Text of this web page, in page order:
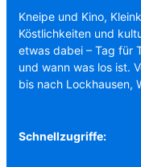
Kneipe und Kino,
Köstlichkeiten und
etwas dabei – Tag für
und wann was los ist.
bis nach Lockhausen,
Schnellzugriffe: